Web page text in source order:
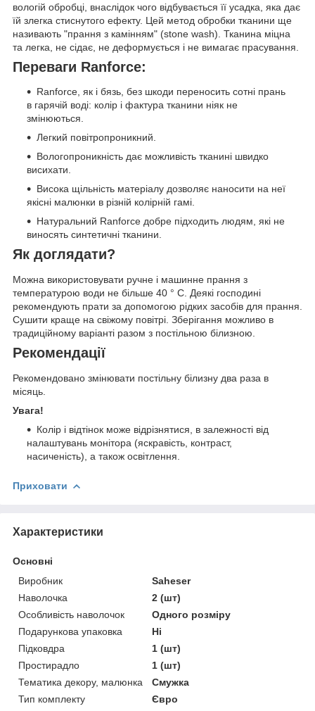
вологій обробці, внаслідок чого відбувається її усадка, яка дає
їй злегка стиснутого ефекту. Цей метод обробки тканини ще
називають "прання з камінням" (stone wash). Тканина міцна
та легка, не сідає, не деформується і не вимагає прасування.
Переваги Ranforce:
Ranforce, як і бязь, без шкоди переносить сотні прань
в гарячій воді: колір і фактура тканини ніяк не
змінюються.
Легкий повітропроникний.
Вологопроникність дає можливість тканині швидко
висихати.
Висока щільність матеріалу дозволяє наносити на неї
якісні малюнки в різній колірній гамі.
Натуральний Ranforce добре підходить людям, які не
виносять синтетичні тканини.
Як доглядати?
Можна використовувати ручне і машинне прання з
температурою води не більше 40 ° C. Деякі господині
рекомендують прати за допомогою рідких засобів для прання.
Сушити краще на свіжому повітрі. Зберігання можливо в
традиційному варіанті разом з постільною білизною.
Рекомендації
Рекомендовано змінювати постільну білизну два раза в
місяць.
Увага!
Колір і відтінок може відрізнятися, в залежності від
налаштувань монітора (яскравість, контраст,
насиченість), а також освітлення.
Приховати
Характеристики
Основні
Виробник
Saheser
Наволочка
2 (шт)
Особливість наволочок
Одного розміру
Подарункова упаковка
Ні
Підковдра
1 (шт)
Простирадло
1 (шт)
Тематика декору, малюнка
Смужка
Тип комплекту
Євро